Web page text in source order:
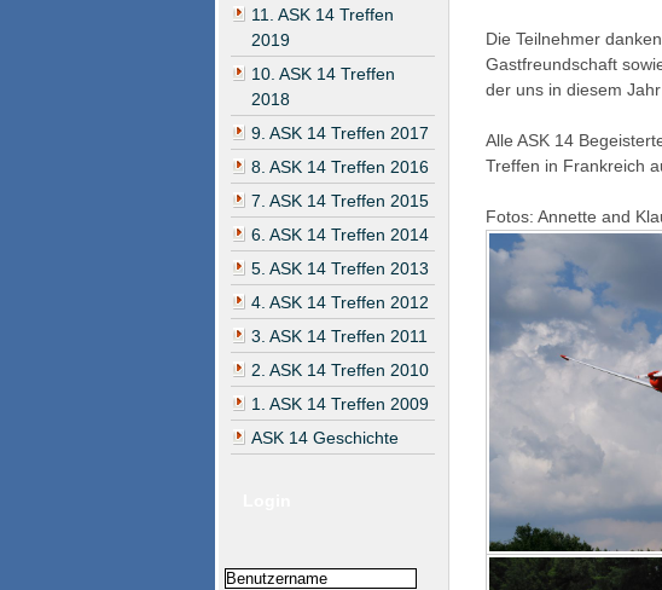
11. ASK 14 Treffen
2019
10. ASK 14 Treffen
2018
9. ASK 14 Treffen 2017
8. ASK 14 Treffen 2016
7. ASK 14 Treffen 2015
6. ASK 14 Treffen 2014
5. ASK 14 Treffen 2013
4. ASK 14 Treffen 2012
3. ASK 14 Treffen 2011
2. ASK 14 Treffen 2010
1. ASK 14 Treffen 2009
ASK 14 Geschichte
Die Teilnehmer
Gastfreundschaft
der uns in diesem
Alle ASK 14
Treffen in Frankreich
Fotos: Annette and